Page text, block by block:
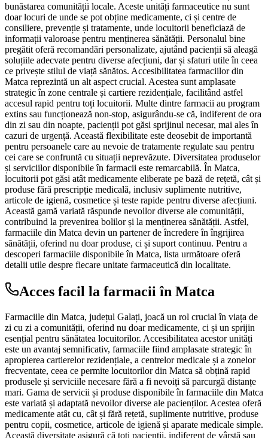
bunăstarea comunității locale. Aceste unități farmaceutice nu sunt
doar locuri de unde se pot obține medicamente, ci și centre de
consiliere, prevenție și tratamente, unde locuitorii beneficiază de
informații valoroase pentru menținerea sănătății. Personalul bine
pregătit oferă recomandări personalizate, ajutând pacienții să aleagă
soluțiile adecvate pentru diverse afecțiuni, dar și sfaturi utile în ceea
ce privește stilul de viață sănătos. Accesibilitatea farmaciilor din
Matca reprezintă un alt aspect crucial. Acestea sunt amplasate
strategic în zone centrale și cartiere rezidențiale, facilitând astfel
accesul rapid pentru toți locuitorii. Multe dintre farmacii au program
extins sau funcționează non-stop, asigurându-se că, indiferent de ora
din zi sau din noapte, pacienții pot găsi sprijinul necesar, mai ales în
cazuri de urgență. Această flexibilitate este deosebit de importantă
pentru persoanele care au nevoie de tratamente regulate sau pentru
cei care se confruntă cu situații neprevăzute. Diversitatea produselor
și serviciilor disponibile în farmacii este remarcabilă. În Matca,
locuitorii pot găsi atât medicamente eliberate pe bază de rețetă, cât și
produse fără prescripție medicală, inclusiv suplimente nutritive,
articole de igienă, cosmetice și teste rapide pentru diverse afecțiuni.
Această gamă variată răspunde nevoilor diverse ale comunității,
contribuind la prevenirea bolilor și la menținerea sănătății. Astfel,
farmaciile din Matca devin un partener de încredere în îngrijirea
sănătății, oferind nu doar produse, ci și suport continuu. Pentru a
descoperi farmaciile disponibile în Matca, lista următoare oferă
detalii utile despre fiecare unitate farmaceutică din localitate.
Acces facil la farmacii în Matca
Farmaciile din Matca, județul Galați, joacă un rol crucial în viața de
zi cu zi a comunității, oferind nu doar medicamente, ci și un sprijin
esențial pentru sănătatea locuitorilor. Accesibilitatea acestor unități
este un avantaj semnificativ, farmaciile fiind amplasate strategic în
apropierea cartierelor rezidențiale, a centrelor medicale și a zonelor
frecventate, ceea ce permite locuitorilor din Matca să obțină rapid
produsele și serviciile necesare fără a fi nevoiți să parcurgă distanțe
mari. Gama de servicii și produse disponibile în farmaciile din Matca
este variată și adaptată nevoilor diverse ale pacienților. Acestea oferă
medicamente atât cu, cât și fără rețetă, suplimente nutritive, produse
pentru copii, cosmetice, articole de igienă și aparate medicale simple.
Această diversitate asigură că toți pacienții, indiferent de vârstă sau